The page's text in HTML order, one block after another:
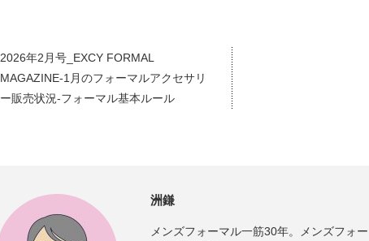
2026年2月号_EXCY FORMAL
MAGAZINE-1月のフォーマルアクセサリ
ー販売状況-フォーマル基本ルール
洲鎌
メンズフォーマル一筋30年。メンズフォ